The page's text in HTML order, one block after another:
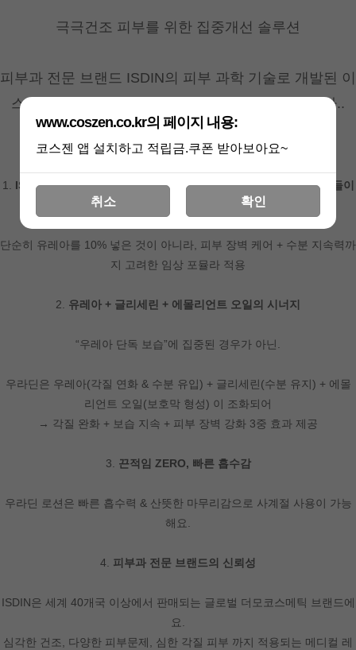
극극건조 피부를 위한 집중개선 솔루션
피부과 전문 브랜드 ISDIN의 피부 과학 기술로 개발된 이
스딘 우라딘 로션10은 일반 우레아 제품과 다릅니다..
단순 보습이 아닌 피부과학적 포뮬라
1.
ISDIN은 스페인 1위 더모코스메틱 브랜드로, 세계 피부과 전문의들이
처방하는 메디컬 스킨케어 브랜드.
단순히 유레아를 10% 넣은 것이 아니라, 피부 장벽 케어 + 수분 지속력까
지 고려한 임상 포뮬라 적용
2. 유레아 + 글리세린 + 에몰리언트 오일의 시너지
“우레아 단독 보습”에 집중된 경우가 아닌.
우라딘은 우레아(각질 연화 & 수분 유입) + 글리세린(수분 유지) + 에몰
리언트 오일(보호막 형성) 이 조화되어
→ 각질 완화 + 보습 지속 + 피부 장벽 강화 3중 효과 제공
3. 끈적임 ZERO, 빠른 흡수감
우라딘 로션은 빠른 흡수력 & 산뜻한 마무리감으로 사계절 사용이 가능
해요.
4. 피부과 전문 브랜드의 신뢰성
ISDIN은 세계 40개국 이상에서 판매되는 글로벌 더모코스메틱 브랜드에
요.
심각한 건조, 다양한 피부문제, 심한 각질 피부 까지 적용되는 메디컬 레
www.coszen.co.kr의 페이지 내용:
코스젠 앱 설치하고 적립금.쿠폰 받아보아요~
취소 확인